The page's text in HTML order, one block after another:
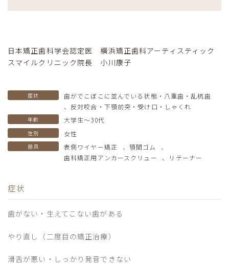
日本矯正歯科学会認定医 横浜矯正歯科アーティスティック
スマイルクリニック院長 小川康子
症状
歯がでこぼこに並んでいる状態・八重歯・乱杭歯
、 反対咬合・下顎前突・受け口・しゃくれ
年齢 大学生〜30代
性別 女性
器具 表側ワイヤー矯正 、 顎間ゴム
、
歯科矯正用アンカースクリュー
、 リテーナー
症状
歯がない・生えてこない歯がある
やり直し（二度目の矯正治療）
滑舌が悪い・しっかり発音できない